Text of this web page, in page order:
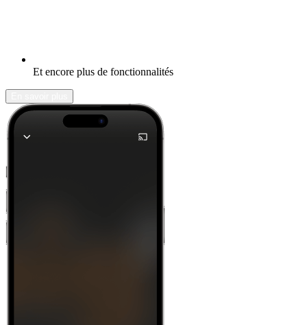
Et encore plus de fonctionnalités